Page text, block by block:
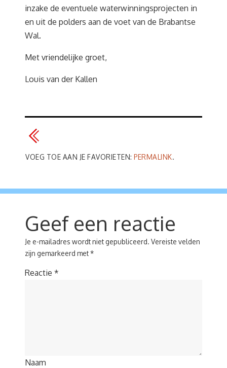
inzake de eventuele waterwinningsprojecten in
en uit de polders aan de voet van de Brabantse
Wal.
Met vriendelijke groet,
Louis van der Kallen
VOEG TOE AAN JE FAVORIETEN: PERMALINK.
Geef een reactie
Je e-mailadres wordt niet gepubliceerd. Vereiste velden
zijn gemarkeerd met*
Reactie *
Naam